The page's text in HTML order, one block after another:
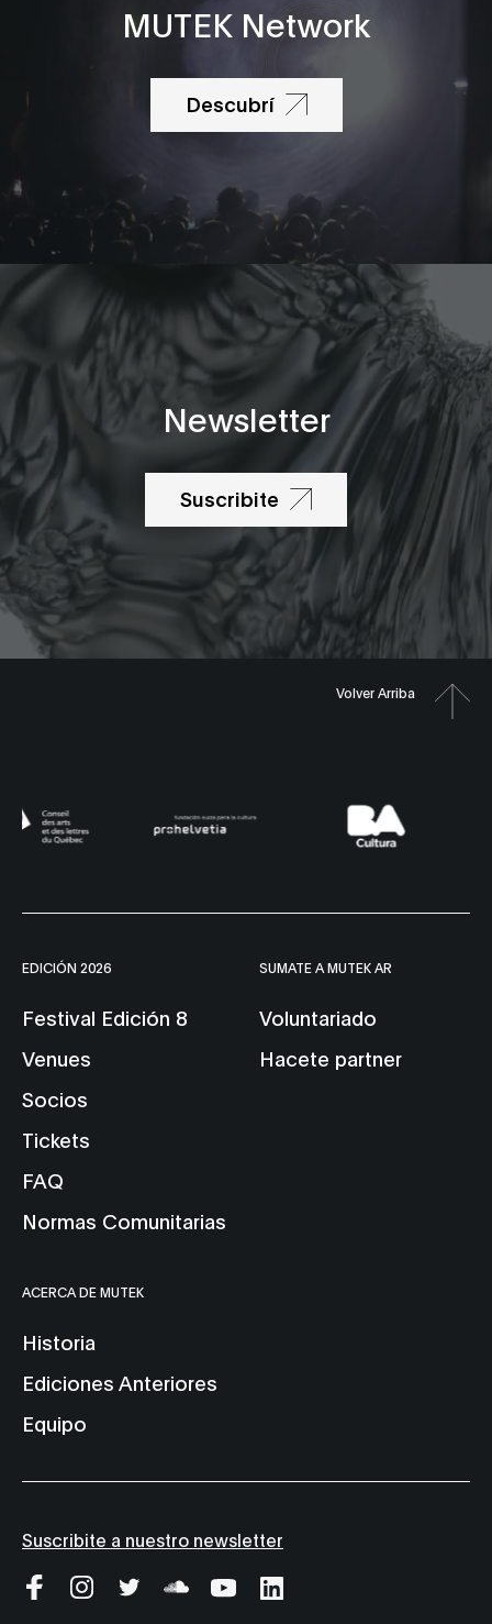
MUTEK Network
Descubrí
Newsletter
Suscribite
Volver Arriba
EDICIÓN 2026
Festival Edición 8
Venues
Socios
Tickets
FAQ
Normas Comunitarias
SUMATE A MUTEK AR
Voluntariado
Hacete partner
ACERCA DE MUTEK
Historia
Ediciones Anteriores
Equipo
Suscribite a nuestro newsletter